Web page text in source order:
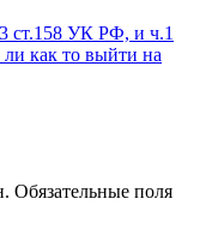
ст.158 УК РФ, и ч.1
как то выйти на
Обязательные поля